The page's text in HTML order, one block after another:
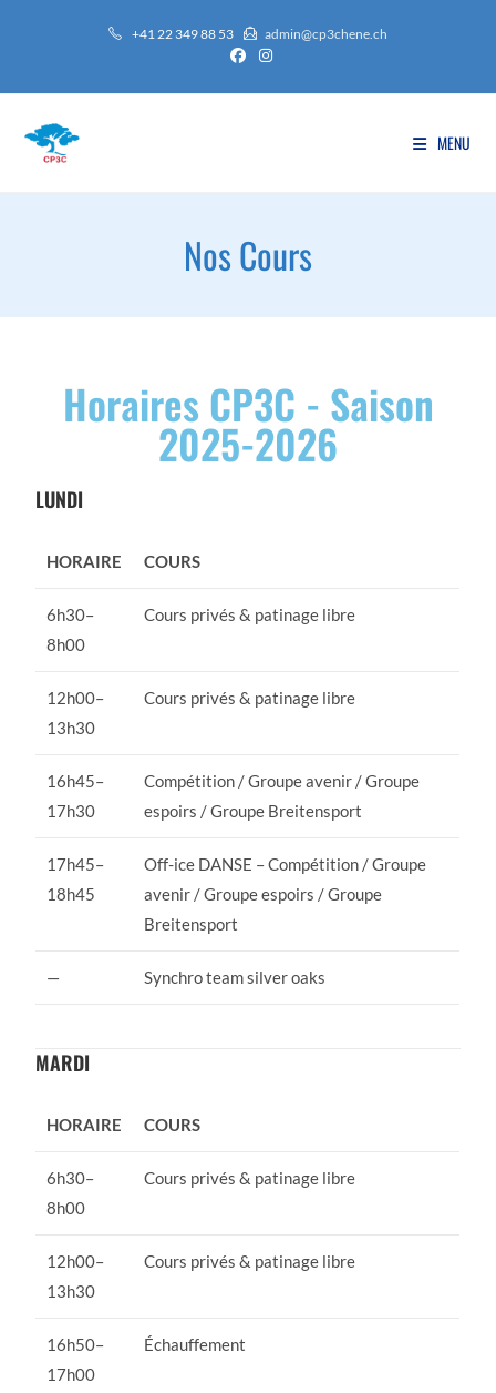
+41 22 349 88 53 admin@cp3chene.ch
MENU
Nos Cours
Horaires CP3C - Saison
2025-2026
LUNDI
HORAIRE COURS
6h30–
8h00
Cours privés & patinage libre
12h00–
13h30
Cours privés & patinage libre
16h45–
17h30
Compétition / Groupe avenir / Groupe
espoirs / Groupe Breitensport
17h45–
18h45
Off-ice DANSE – Compétition / Groupe
avenir / Groupe espoirs / Groupe
Breitensport
— Synchro team silver oaks
MARDI
HORAIRE COURS
6h30–
8h00
Cours privés & patinage libre
12h00–
13h30
Cours privés & patinage libre
16h50–
17h00
Échauffement